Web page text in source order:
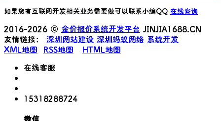
如果您有互联网开发相关业务需要做可以联系小编QQ 在线咨询
2016-2026 © 金价报价系统开发平台 JINJIA1688.CN
友情链接： 深圳网站建设 深圳蚂蚁网络 系统开发
XML地图
RSS地图
HTML地图
在线客服
15318288724
微信